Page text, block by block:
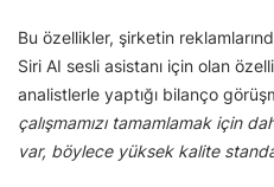
Bu özellikler, şirketin
Siri AI sesli asistanı için olan
analistlerle yaptığı bilanço
çalışmamızı tamamlamak için
var, böylece yüksek kalite